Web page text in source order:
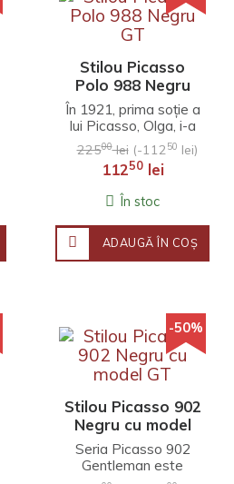
Stilou Picasso
Polo 988 Negru
GT
În 1921, prima soție a
lui Picasso, Olga, i-a
născut primul copil,un
fiu pe nume Paul
(Paulo). Picas..
22500lei (-11250 lei)
11250lei
În stoc
ADAUGĂ ÎN COŞ
-50%
Stilou Picasso 902
Negru cu model
GT
Seria Picasso 902
Gentleman este